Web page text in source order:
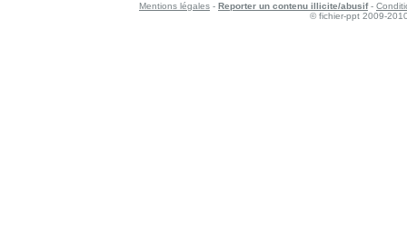
Mentions légales - Reporter un contenu illicite/abusif-
© fichier-ppt 2009-